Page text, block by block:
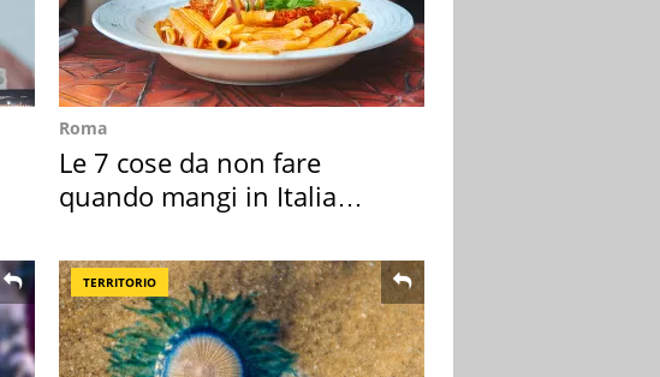
Roma
Le 7 cose da non fare
quando mangi in Italia
TERRITORIO